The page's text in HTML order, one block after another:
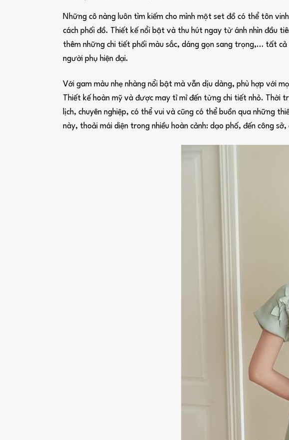
Những cô nàng luôn tìm kiếm cho mình một set đồ có thể tôn
cách phối đồ. Thiết kế nổi bật và thu hút ngay từ ánh nhìn đầu
thêm những chi tiết phối màu sắc, dáng gọn sang trọng,… tất
người phụ hiện đại.
Với gam màu nhẹ nhàng nổi bật mà vẫn dịu dàng, phù hợp với
Thiết kế hoàn mỹ và được may tỉ mỉ đến từng chi tiết nhỏ. Thời
lịch, chuyên nghiệp, có thể vui và cũng có thể buồn qua những
này, thoải mái diện trong nhiều hoàn cảnh: dạo phố, đến công